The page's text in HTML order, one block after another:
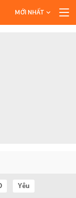
MỚI NHẤT
Yêu